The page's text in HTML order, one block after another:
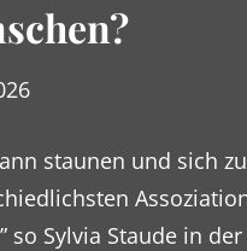
staunen und sich
so Sylvia Staude in